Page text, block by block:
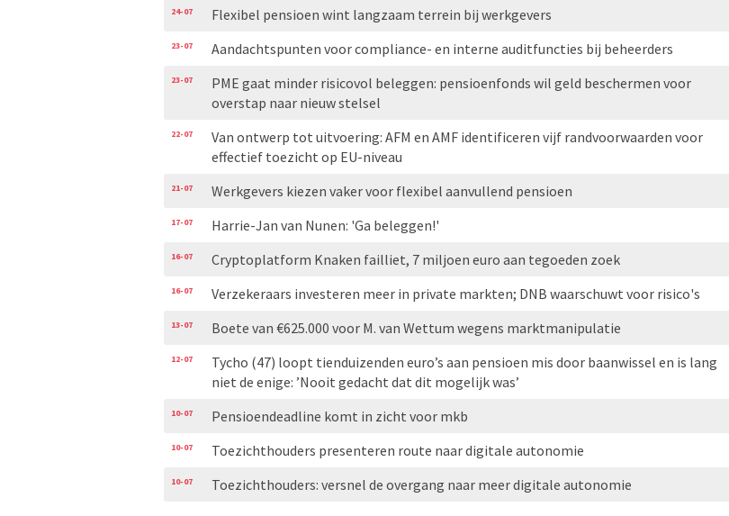
24-07 Flexibel pensioen wint langzaam terrein bij werkgevers
23-07 Aandachtspunten voor compliance- en interne auditfuncties bij beheerders
23-07
PME gaat minder risicovol beleggen: pensioenfonds wil geld beschermen voor
overstap naar nieuw stelsel
22-07
Van ontwerp tot uitvoering: AFM en AMF identificeren vijf randvoorwaarden voor
effectief toezicht op EU-niveau
21-07 Werkgevers kiezen vaker voor flexibel aanvullend pensioen
17-07 Harrie-Jan van Nunen: 'Ga beleggen!'
16-07 Cryptoplatform Knaken failliet, 7 miljoen euro aan tegoeden zoek
16-07 Verzekeraars investeren meer in private markten; DNB waarschuwt voor risico's
13-07 Boete van €625.000 voor M. van Wettum wegens marktmanipulatie
12-07
Tycho (47) loopt tienduizenden euro’s aan pensioen mis door baanwissel en is lang
niet de enige: ’Nooit gedacht dat dit mogelijk was’
10-07 Pensioendeadline komt in zicht voor mkb
10-07 Toezichthouders presenteren route naar digitale autonomie
10-07 Toezichthouders: versnel de overgang naar meer digitale autonomie